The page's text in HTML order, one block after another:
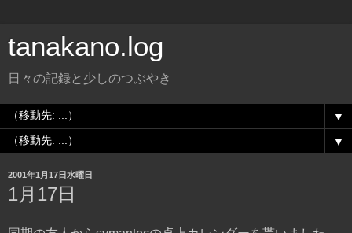
tanakano.log
日々の記録と少しのつぶやき
▼
▼
2001年1月17日水曜日
1月17日